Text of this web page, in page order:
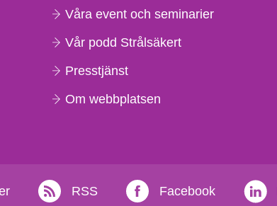
Våra event och seminarier
Vår podd Strålsäkert
Presstjänst
Om webbplatsen
RSS Facebook